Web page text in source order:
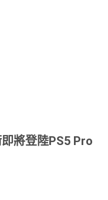
將登陸PS5 Pro